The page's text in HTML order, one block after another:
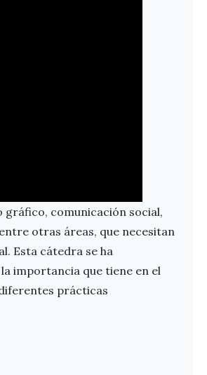
gráfico, comunicación social,
otras áreas, que necesitan
Esta cátedra se ha
importancia que tiene en el
prácticas